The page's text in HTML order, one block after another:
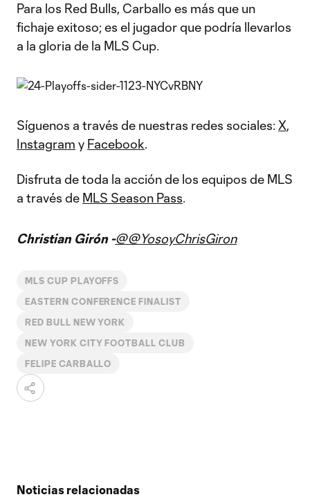
Para los Red Bulls, Carballo es más que un
fichaje exitoso; es el jugador que podría llevarlos
a la gloria de la MLS Cup.
Síguenos a través de nuestras redes sociales: X,
Instagram y Facebook.
Disfruta de toda la acción de los equipos de MLS
a través de MLS Season Pass.
Christian Girón -@@YosoyChrisGiron
MLS CUP PLAYOFFS
EASTERN CONFERENCE FINALIST
RED BULL NEW YORK
NEW YORK CITY FOOTBALL CLUB
FELIPE CARBALLO
Noticias relacionadas